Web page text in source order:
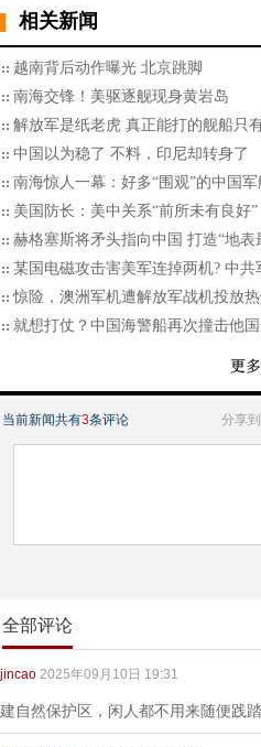
相关新闻
越南背后动作曝光 北京跳脚
南海交锋！美驱逐舰现身黄岩岛
解放军是纸老虎 真正能打的舰船只
中国以为稳了 不料，印尼却转身了
南海惊人一幕：好多“围观”的中国军
美国防长：美中关系“前所未有良好”
赫格塞斯将矛头指向中国 打造“地表
某国电磁攻击害美军连掉两机? 中共
惊险，澳洲军机遭解放军战机投放
就想打仗？中国海警船再次撞击他国
当前新闻共有3条评论 分享到
全部评论
jincao 2025年09月10日 19:31
建自然保护区，闲人都不用来随便践